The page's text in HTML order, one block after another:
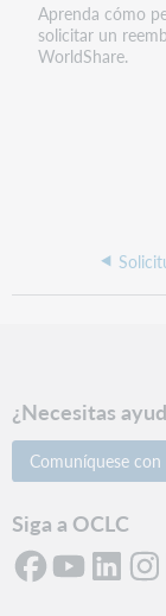
Aprenda cómo
solicitar un
WorldShare.
¿Necesitas
Comuníquese
Siga a OCLC